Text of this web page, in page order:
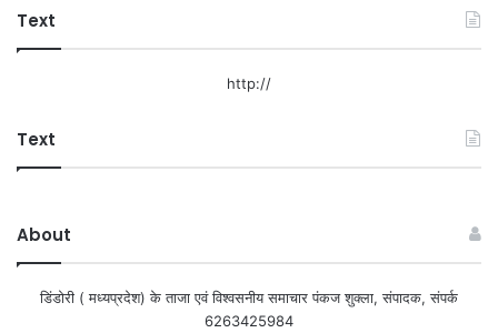
Text
http://
Text
About
डिंडोरी ( मध्यप्रदेश) के ताजा एवं विश्वसनीय समाचार पंकज शुक्ला, संपादक, संपर्क
6263425984